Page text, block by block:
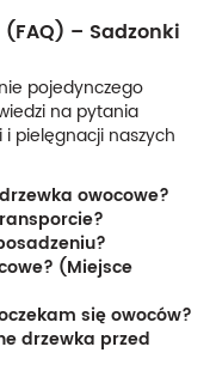
– Sadzonki
pojedynczego
na pytania
i pielęgnacji naszych
owocowe?
(Miejsce
się owoców?
drzewka przed